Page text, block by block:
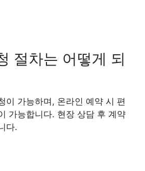
절차는 어떻게 되
이 가능하며, 온라인 예약 시 편
가능합니다. 현장 상담 후 계약
다.